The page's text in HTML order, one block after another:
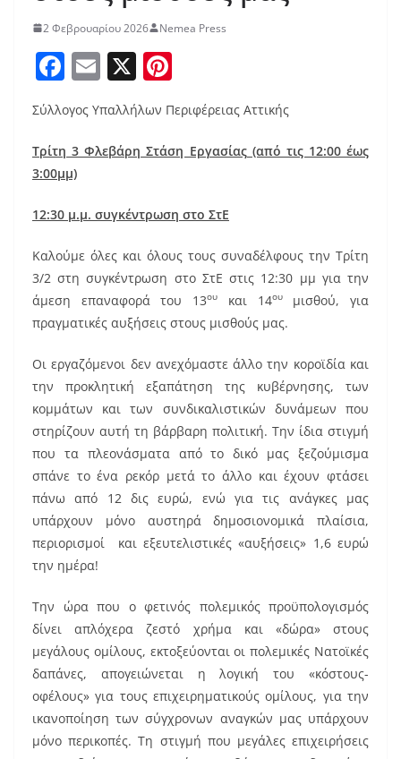
2 Φεβρουαρίου 2026 Nemea Press
F
c
e
b
o
k
E
m
ai
l
X
er
e
Σύλλογος Υπαλλήλων Περιφέρειας Αττικής
Τρίτη 3 Φλεβάρη Στάση Εργασίας (από τις 12:00 έως
3:00μμ)
12:30 μ.μ. συγκέντρωση στο ΣτΕ
Καλούμε όλες και όλους τους συναδέλφους την Τρίτη
3/2 στη συγκέντρωση στο ΣτΕ στις 12:30 μμ για την
άμεση επαναφορά του 13ου και 14ουμισθού, για
πραγματικές αυξήσεις στους μισθούς μας.
Οι εργαζόμενοι δεν ανεχόμαστε άλλο την κοροϊδία και
την προκλητική εξαπάτηση της κυβέρνησης, των
κομμάτων και των συνδικαλιστικών δυνάμεων που
στηρίζουν αυτή τη βάρβαρη πολιτική. Την ίδια στιγμή
που τα πλεονάσματα από το δικό μας ξεζούμισμα
σπάνε το ένα ρεκόρ μετά το άλλο και έχουν φτάσει
πάνω από 12 δις ευρώ, ενώ για τις ανάγκες μας
υπάρχουν μόνο αυστηρά δημοσιονομικά πλαίσια,
περιορισμοί και εξευτελιστικές «αυξήσεις» 1,6 ευρώ
την ημέρα!
Την ώρα που ο φετινός πολεμικός προϋπολογισμός
δίνει απλόχερα ζεστό χρήμα και «δώρα» στους
μεγάλους ομίλους, εκτοξεύονται οι πολεμικές Νατοϊκές
δαπάνες, απογειώνεται η λογική του «κόστους-
οφέλους» για τους επιχειρηματικούς ομίλους, για την
ικανοποίηση των σύγχρονων αναγκών μας υπάρχουν
μόνο περικοπές. Τη στιγμή που μεγάλες επιχειρήσεις